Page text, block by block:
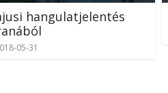
hangulatjelentés
05-31